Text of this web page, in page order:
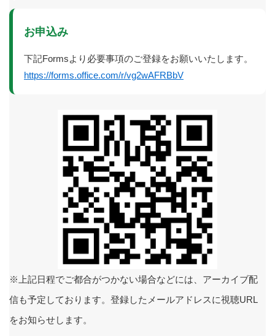
お申込み
下記Formsより必要事項のご登録をお願いいたします。
https://forms.office.com/r/vg2wAFRBbV
※上記日程でご都合がつかない場合などには、アーカイブ配
信も予定しております。登録したメールアドレスに視聴URL
をお知らせします。